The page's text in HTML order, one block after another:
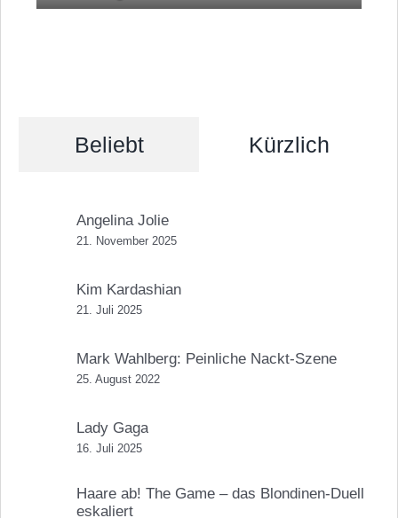
Beliebt Kürzlich
Angelina Jolie
21. November 2025
Kim Kardashian
21. Juli 2025
Mark Wahlberg: Peinliche Nackt-Szene
25. August 2022
Lady Gaga
16. Juli 2025
Haare ab! The Game – das Blondinen-Duell
eskaliert